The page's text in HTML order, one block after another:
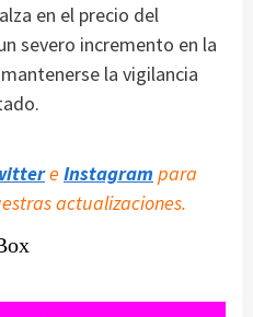
en el precio del
severo incremento en la
la vigilancia
e Instagram para
actualizaciones.